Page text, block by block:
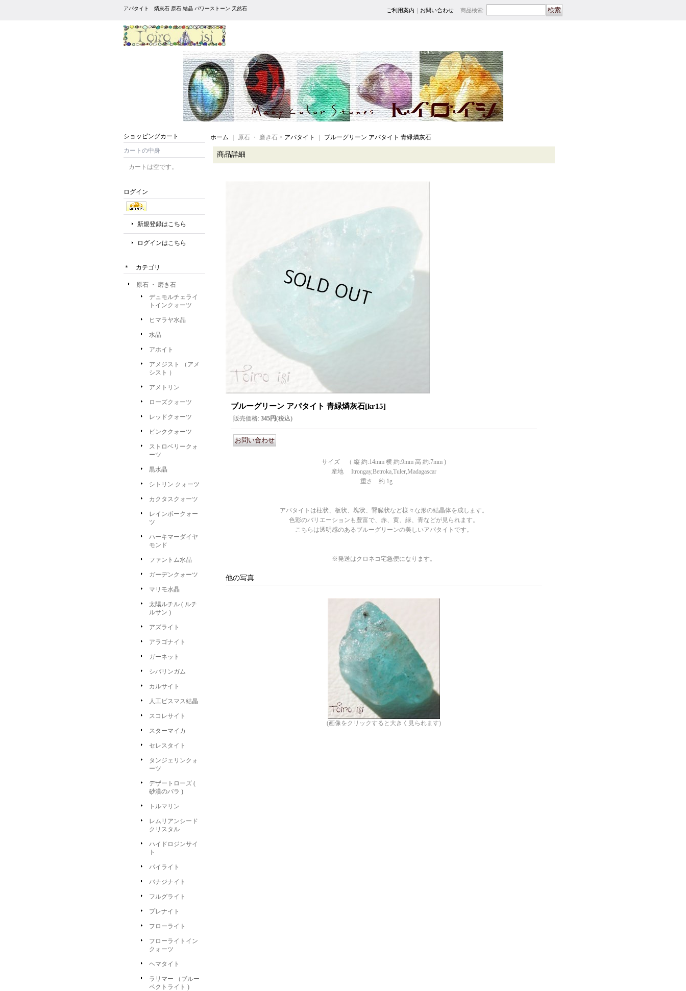
アパタイト 燐灰石 原石 結晶 パワーストーン 天然石 ご利用案内 ｜ お問い合わせ 商品検索:
ショッピングカート
カートの中身
カートは空です。
ログイン
新規登録はこちら
ログインはこちら
＊ カテゴリ
原石 ・ 磨き石
デュモルチェライ
トインクォーツ
ヒマラヤ水晶
水晶
アホイト
アメジスト （アメ
シスト ）
アメトリン
ローズクォーツ
レッドクォーツ
ピンククォーツ
ストロベリークォ
ーツ
黒水晶
シトリン クォーツ
カクタスクォーツ
レインボークォー
ツ
ハーキマーダイヤ
モンド
ファントム水晶
ガーデンクォーツ
マリモ水晶
太陽ルチル ( ルチ
ルサン )
アズライト
アラゴナイト
ガーネット
シバリンガム
カルサイト
人工ビスマス結晶
スコレサイト
スターマイカ
セレスタイト
タンジェリンクォ
ーツ
デザートローズ (
砂漠のバラ )
トルマリン
レムリアンシード
クリスタル
ハイドロジンサイ
ト
パイライト
バナジナイト
フルグライト
プレナイト
フローライト
フローライトイン
クォーツ
ヘマタイト
ラリマー （ブルー
ペクトライト )
ホーム ｜ 原石 ・ 磨き石 > アパタイト ブルーグリーン アパタイト 青緑燐灰石
商品詳細
ブルーグリーン アパタイト 青緑燐灰石[kr15]
販売価格: 345円(税込)
サイズ （ 縦 約:14mm 横 約:9mm 高 約:7mm )
産地 Itrongay,Betroka,Tuler,Madagascar
重さ 約 1g
アパタイトは柱状、板状、塊状、腎臓状など様々な形の結晶体を成します。
色彩のバリエーションも豊富で、赤、黄、緑、青などが見られます。
こちらは透明感のあるブルーグリーンの美しいアパタイトです。
※発送はクロネコ宅急便になります。
他の写真
(画像をクリックすると大きく見られます)